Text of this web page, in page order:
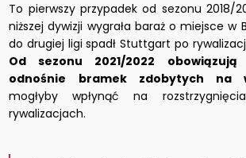
To pierwszy przypadek od sezonu 2018/
niższej dywizji wygrała baraż o miejsce w
do drugiej ligi spadł Stuttgart po
Od sezonu 2021/2022
odnośnie bramek zdobytych na
mogłyby wpłynąć na
rywalizacjach.